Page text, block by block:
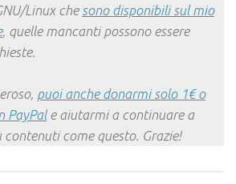
Linux che sono disponibili sul mio
, quelle mancanti possono essere
puoi anche donarmi solo 1€ o
PayPale aiutarmi a continuare a
contenuti come questo. Grazie!